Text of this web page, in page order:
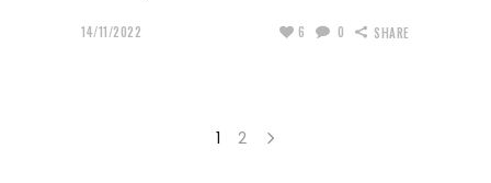
14/11/2022 6 0 SHARE
1 2